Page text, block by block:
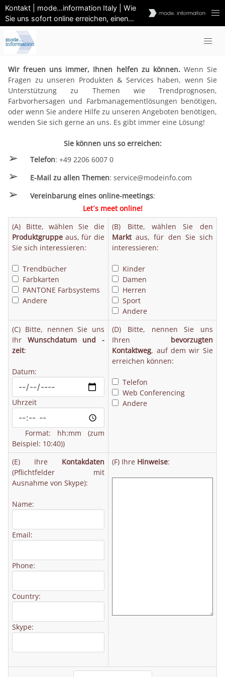
Kontakt | mode...information Italy | Wie
Sie uns sofort online erreichen, einen
Rückruf oder einen persönlichen Besuch
Wir freuen uns immer, Ihnen helfen zu können.Wenn Sie
Fragen zu unseren Produkten & Services haben, wenn Sie
Unterstützung zu Themen wie Trendprognosen,
Farbvorhersagen und Farbmanagementlösungen benötigen,
oder wenn Sie andere Hilfe zu unseren Angeboten benötigen,
wenden Sie sich gerne an uns. Es gibt immer eine Lösung!
Sie können uns so erreichen:
➢ Telefon: +49 2206 6007 0
➢ E-Mail zu allen Themen: service@modeinfo.com
➢ Vereinbarung eines online-meetings:
Let´s meet online!
(A) Bitte, wählen Sie die
Produktgruppe aus, für die
Sie sich interessieren:
Trendbücher
Farbkarten
PANTONE Farbsystems
Andere
(B) Bitte, wählen Sie den
Marktaus, für den Sie sich
interessieren:
Kinder
Damen
Herren
Sport
Andere
(C) Bitte, nennen Sie uns
Ihr Wunschdatum und -
zeit:
Datum:
Uhrzeit
Format: hh:mm (zum
Beispiel: 10:40))
(D) Bitte, nennen Sie uns
Ihren bevorzugten
Kontaktweg, auf dem wir Sie
erreichen können:
Telefon
Web Conferencing
Andere
(E) Ihre Kontakdaten
(Pflichtfelder mit
Ausnahme von Skype):
Name:
Email:
Phone:
Country:
Skype:
(F) Ihre Hinweise: